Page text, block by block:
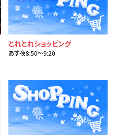
とれとれショッピング
あす夜8:50〜9:20